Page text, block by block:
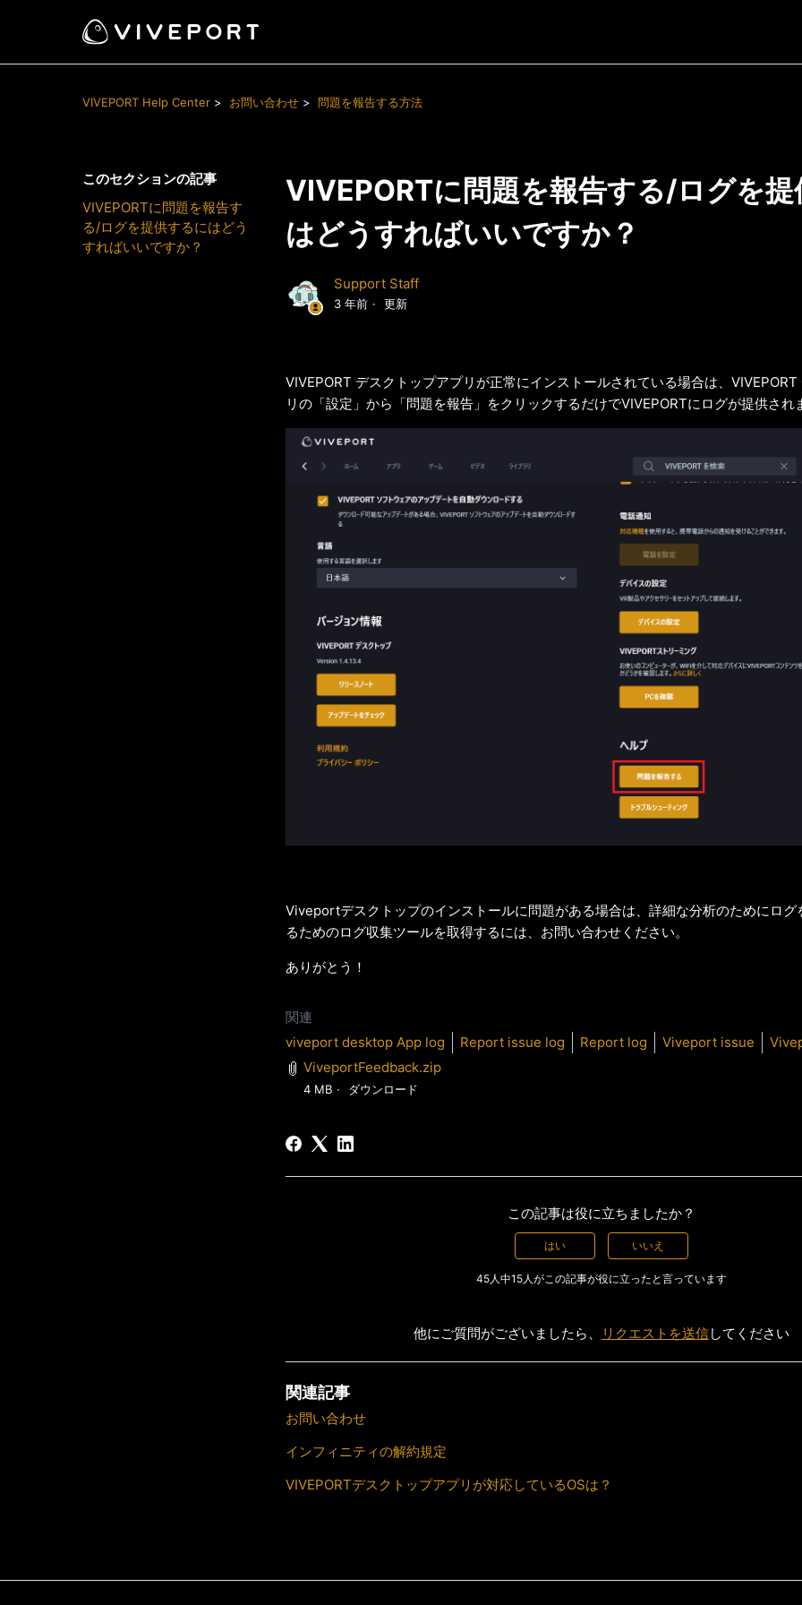
VIVEPORT Help Center お問い合わせ 問題を報告する方法
このセクションの記事
VIVEPORTに問題を報告す
る/ログを提供するにはどう
すればいいですか？
VIVEPORTに問題を報告する/ログを
はどうすればいいですか？
Support Staff
3 年前 更新
VIVEPORT デスクトップアプリが正常にインストールされている場合は、
リの「設定」から「問題を報告」をクリックするだけでVIVEPORTにログが提供され
Viveportデスクトップのインストールに問題がある場合は、詳細な分析のためにログ
るためのログ収集ツールを取得するには、お問い合わせください。
ありがとう！
関連
viveport desktop App log
Report issue log Report log Viveport issue
ViveportFeedback.zip
4 MB ダウンロード
この記事は役に立ちましたか？
はい いいえ
45人中15人がこの記事が役に立ったと言っています
他にご質問がございましたら、 リクエストを送信してください
関連記事
お問い合わせ
インフィニティの解約規定
VIVEPORTデスクトップアプリが対応しているOSは？